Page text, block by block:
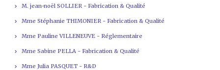
M. jean-noël SOLLIER - Fabrication & Qualité
Mme Stéphanie THIMONIER - Fabrication & Qualité
Mme Pauline VILLENEUVE - Réglementaire
Mme Sabine PELLA - Fabrication & Qualité
Mme Julia PASQUET - R&D